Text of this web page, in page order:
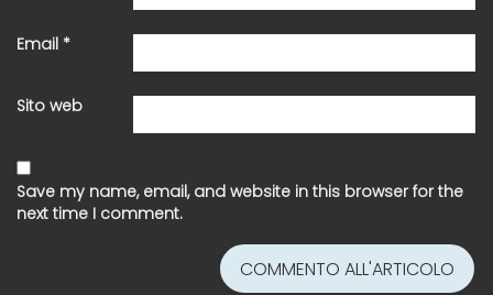
Email *
Sito web
Save my name, email, and website in this browser for the
next time I comment.